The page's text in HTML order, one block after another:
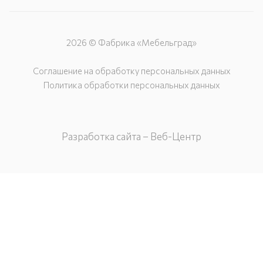
2026 © Фабрика «Мебельград»
Соглашение на обработку персональных данных
Политика обработки персональных данных
Разработка сайта – Веб-Центр